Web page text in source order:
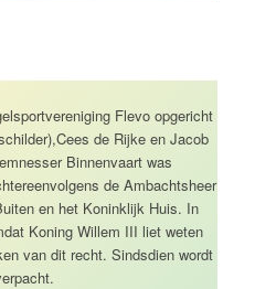
Flevo opgericht
de Rijke en Jacob
Binnenvaart was
de Ambachtsheer
en het Koninklijk Huis. In
Koning Willem III liet weten
van dit recht. Sindsdien wordt